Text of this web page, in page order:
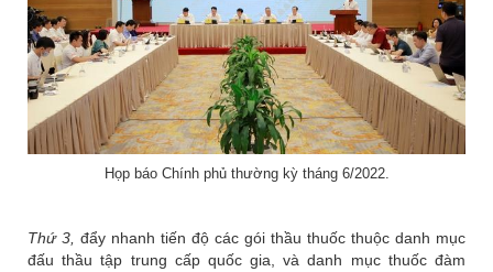
Họp báo Chính phủ thường kỳ tháng 6/2022.
Thứ 3, đẩy nhanh tiến độ các gói thầu thuốc thuộc danh mục
đấu thầu tập trung cấp quốc gia, và danh mục thuốc đàm